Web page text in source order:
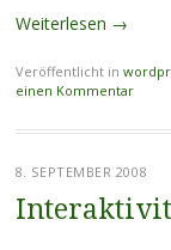
Weiterlesen →
Veröffentlicht in
einen Kommentar
8. SEPTEMBER 2008